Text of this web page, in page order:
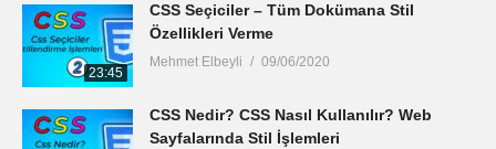
23:45
CSS Seçiciler – Tüm Dokümana Stil
Özellikleri Verme
Mehmet Elbeyli 09/06/2020
CSS Nedir? CSS Nasıl Kullanılır? Web
Sayfalarında Stil İşlemleri